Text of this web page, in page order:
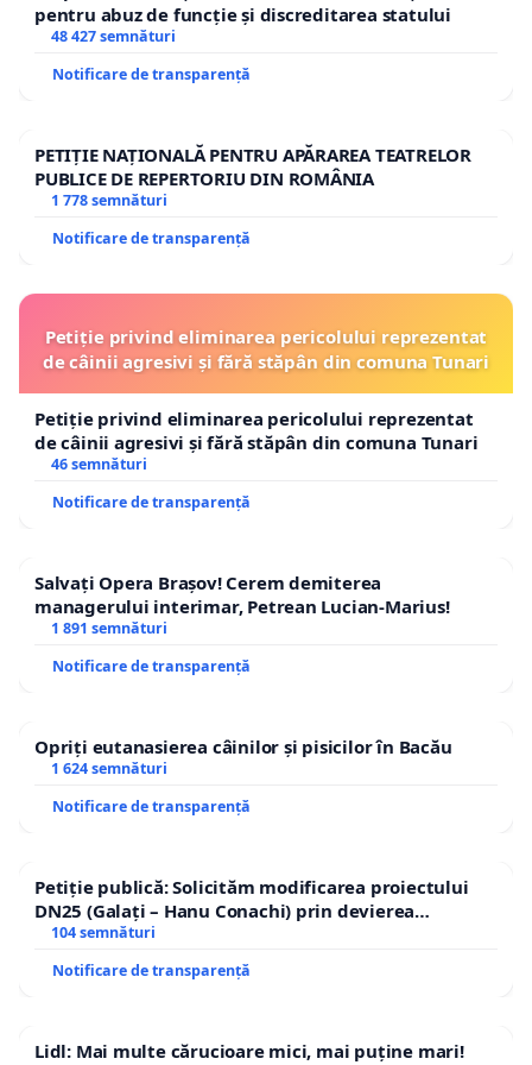
ORE TC /SĂPTĂMÂNĂ.
Conform Legii nr. 198/2023, educația se
diversității culturale și lingvistice, iar sistemul
de învățământ trebuie să asigure formarea
competențelor cheie europene.
publicate de Ministerul Educației și Cercetării,
Limba Modernă 2 este inclusă între disciplinele
susținute în cadrul noilor probe de examen.
Așadar, reducerea L2 la o oră/săptămână face
imposibilă pregătirea elevilor pentru examenul
de bacalaureat și generează o contradicție
între curriculum și examenul de bacalaureat,
profesională.
DREPTURILOR SALARIALE ALE PERSONALULUI
Contestăm prevederile din Legea nr. 141/2025
și proiectul Legii salarizării publicat la
fără compensare salarială.
de educație, reduc atractivitatea profesiei
predictibilității salariale și al protecției
pentru abuz de funcție și discreditarea statului
48 427 semnături
Notificare de transparență
PETIȚIE NAȚIONALĂ PENTRU APĂRAREA TEATRELOR
PUBLICE DE REPERTORIU DIN ROMÂNIA
1 778 semnături
Notificare de transparență
Petiție privind eliminarea pericolului reprezentat
de câinii agresivi și fără stăpân din comuna Tunari
Petiție privind eliminarea pericolului reprezentat
de câinii agresivi și fără stăpân din comuna Tunari
46 semnături
Notificare de transparență
Salvați Opera Brașov! Cerem demiterea
managerului interimar, Petrean Lucian-Marius!
1 891 semnături
Notificare de transparență
Opriți eutanasierea câinilor și pisicilor în Bacău
1 624 semnături
Notificare de transparență
Petiție publică: Solicităm modificarea proiectului
DN25 (Galați – Hanu Conachi) prin devierea
traseului în afara localităților!
104 semnături
Notificare de transparență
Lidl: Mai multe cărucioare mici, mai puține mari!